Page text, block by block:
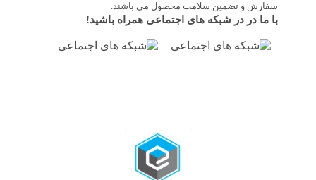
سفارش و تضمین سلامت محصول می باشند.
با ما در در شبکه های اجتماعی همراه باشید!